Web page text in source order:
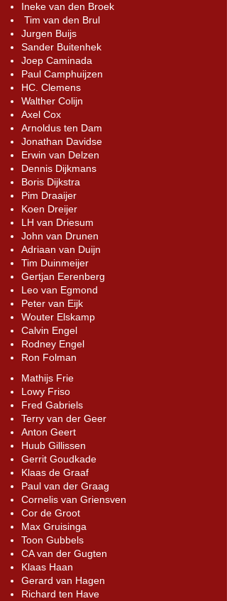
Ineke van den Broek
Tim van den Brul
Jurgen Buijs
Sander Buitenhek
Joep Caminada
Paul Camphuijzen
HC. Clemens
Walther Colijn
Axel Cox
Arnoldus ten Dam
Jonathan Davidse
Erwin van Delzen
Dennis Dijkmans
Boris Dijkstra
Pim Draaijer
Koen Dreijer
LH van Driesum
John van Drunen
Adriaan van Duijn
Tim Duinmeijer
Gertjan Eerenberg
Leo van Egmond
Peter van Eijk
Wouter Elskamp
Calvin Engel
Rodney Engel
Ron Folman
Mathijs Frie
Lowy Friso
Fred Gabriels
Terry van der Geer
Anton Geert
Huub Gillissen
Gerrit Goudkade
Klaas de Graaf
Paul van der Graag
Cornelis van Griensven
Cor de Groot
Max Gruisinga
Toon Gubbels
CA van der Gugten
Klaas Haan
Gerard van Hagen
Richard ten Have